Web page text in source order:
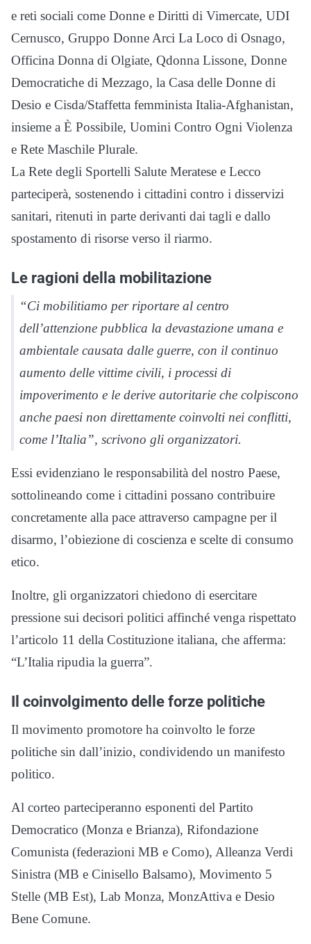
e reti sociali come Donne e Diritti di Vimercate, UDI
Cernusco, Gruppo Donne Arci La Loco di Osnago,
Officina Donna di Olgiate, Qdonna Lissone, Donne
Democratiche di Mezzago, la Casa delle Donne di
Desio e Cisda/Staffetta femminista Italia-Afghanistan,
insieme a È Possibile, Uomini Contro Ogni Violenza
e Rete Maschile Plurale.
La Rete degli Sportelli Salute Meratese e Lecco
parteciperà, sostenendo i cittadini contro i disservizi
sanitari, ritenuti in parte derivanti dai tagli e dallo
spostamento di risorse verso il riarmo.
Le ragioni della mobilitazione
“Ci mobilitiamo per riportare al centro
dell’attenzione pubblica la devastazione umana e
ambientale causata dalle guerre, con il continuo
aumento delle vittime civili, i processi di
impoverimento e le derive autoritarie che colpiscono
anche paesi non direttamente coinvolti nei conflitti,
come l’Italia”, scrivono gli organizzatori.
Essi evidenziano le responsabilità del nostro Paese,
sottolineando come i cittadini possano contribuire
concretamente alla pace attraverso campagne per il
disarmo, l’obiezione di coscienza e scelte di consumo
etico.
Inoltre, gli organizzatori chiedono di esercitare
pressione sui decisori politici affinché venga rispettato
l’articolo 11 della Costituzione italiana, che afferma:
“L’Italia ripudia la guerra”.
Il coinvolgimento delle forze politiche
Il movimento promotore ha coinvolto le forze
politiche sin dall’inizio, condividendo un manifesto
politico.
Al corteo parteciperanno esponenti del Partito
Democratico (Monza e Brianza), Rifondazione
Comunista (federazioni MB e Como), Alleanza Verdi
Sinistra (MB e Cinisello Balsamo), Movimento 5
Stelle (MB Est), Lab Monza, MonzAttiva e Desio
Bene Comune.